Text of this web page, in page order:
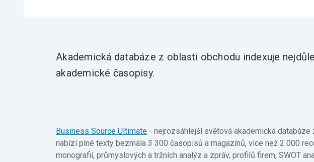
Akademická databáze z oblasti obchodu indexuje
akademické časopisy.
Business Source Ultimate - nejrozsáhlejší světová akademická
nabízí plné texty bezmála 3 300 časopisů a magazínů, více než 2 000
monografií, průmyslových a tržních analýz a zpráv, profilů firem, SWOT